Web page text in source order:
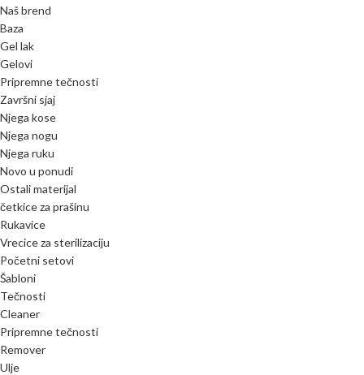
Naš brend
Baza
Gel lak
Gelovi
Pripremne tečnosti
Završni sjaj
Njega kose
Njega nogu
Njega ruku
Novo u ponudi
Ostali materijal
četkice za prašinu
Rukavice
Vrecice za sterilizaciju
Početni setovi
Šabloni
Tečnosti
Cleaner
Pripremne tečnosti
Remover
Ulje